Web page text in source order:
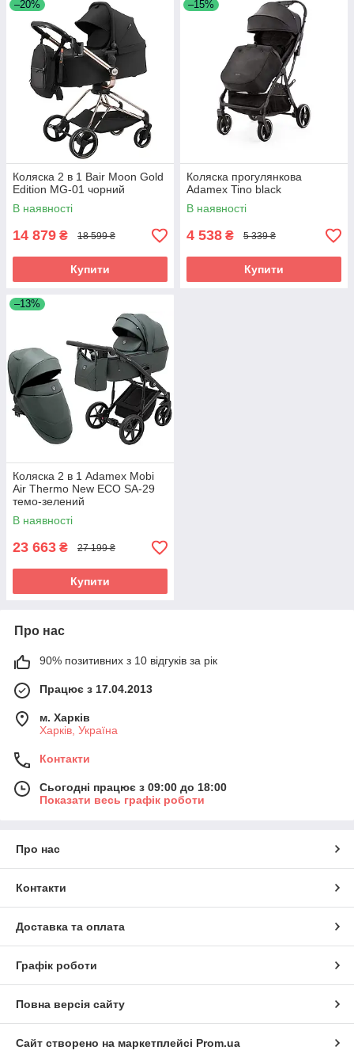
–20%
Коляска 2 в 1 Bair Moon Gold
Edition MG-01 чорний
В наявності
14 879 ₴ 18 599 ₴
Купити
–15%
Коляска прогулянкова
Adamex Tino black
В наявності
4 538 ₴ 5 339 ₴
Купити
–13%
Коляска 2 в 1 Adamex Mobi
Air Thermo New ECO SA-29
темо-зелений
В наявності
23 663 ₴ 27 199 ₴
Купити
Про нас
90% позитивних з 10 відгуків за рік
Працює з 17.04.2013
м. Харків
Харків, Україна
Контакти
Сьогодні працює з 09:00 до 18:00
Показати весь графік роботи
Про нас
Контакти
Доставка та оплата
Графік роботи
Повна версія сайту
Сайт створено на маркетплейсі Prom.ua